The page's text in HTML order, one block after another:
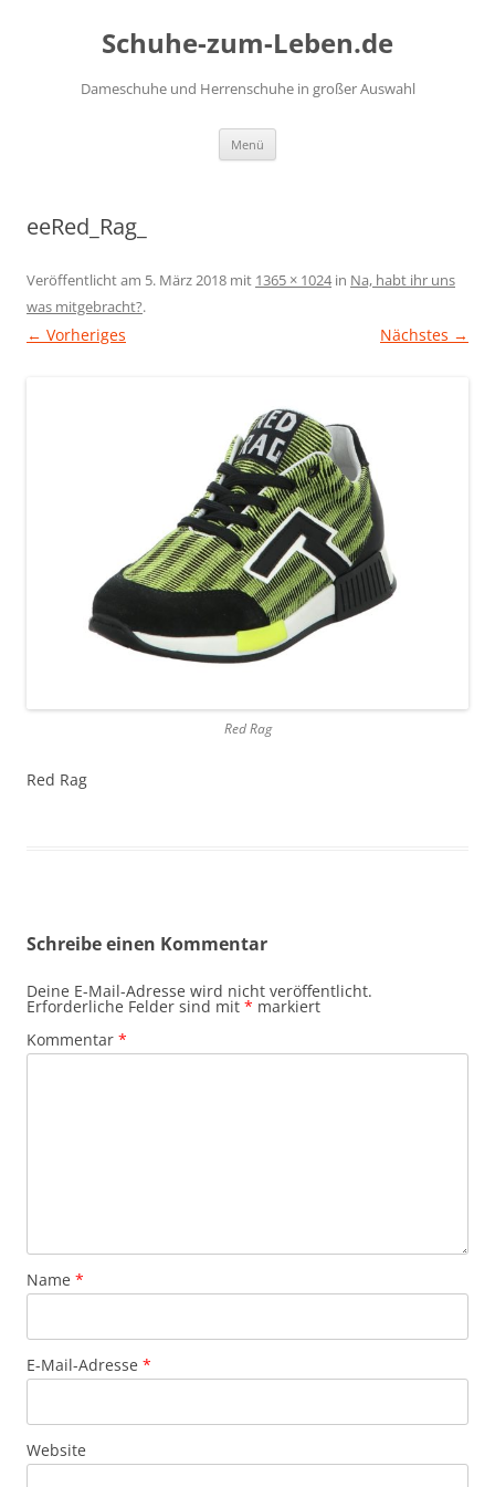
Schuhe-zum-Leben.de
Dameschuhe und Herrenschuhe in großer Auswahl
Menü
eeRed_Rag_
Veröffentlicht am 5. März 2018 mit 1365 × 1024in Na, habt ihr uns
was mitgebracht?.
← Vorheriges Nächstes →
Red Rag
Red Rag
Schreibe einen Kommentar
Deine E-Mail-Adresse wird nicht veröffentlicht.
Erforderliche Felder sind mit * markiert
Kommentar *
Name *
E-Mail-Adresse *
Website